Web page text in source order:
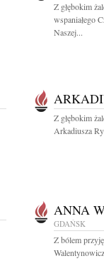
Z głębokim
wspaniałego
Naszej...
Z głębokim
Arkadiusza
ANNA
GDAŃSK
Z bólem